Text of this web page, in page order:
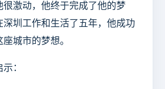
很激动，他终于完成了他的梦
深圳工作和生活了五年，他成功
城市的梦想。
：